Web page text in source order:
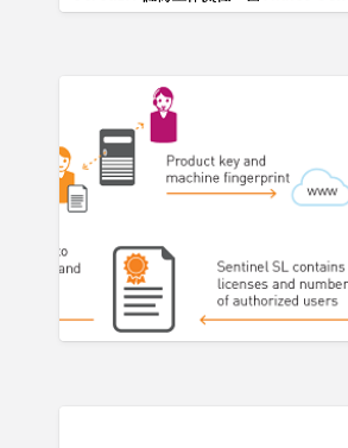
體
智
慧
財
產
權
護
體
授
權
管
理|CAD/CAM
軟
體